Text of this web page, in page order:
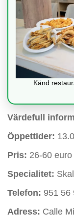
Känd
Värdefull
Öppettider:
Pris: 26-60 euro
Specialitet:
Telefon: 951 56
Adress: Calle